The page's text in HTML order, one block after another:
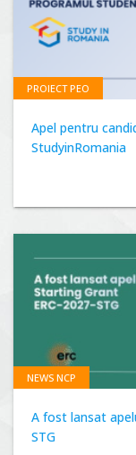
PROIECT PEO
Apel pentru
StudyinRomania
NEWS NCP
A fost lansat
STG